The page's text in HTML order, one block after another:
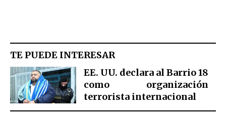
TE PUEDE INTERESAR
EE. UU. declara al Barrio 18
como organización
terrorista internacional